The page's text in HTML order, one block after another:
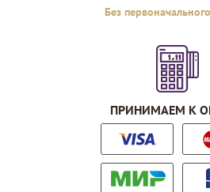
Без
ПРИНИМАЕМ К